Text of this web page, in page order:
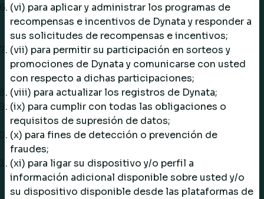
(vi) para aplicar y administrar los programas de
recompensas e incentivos de Dynata y responder a
sus solicitudes de recompensas e incentivos;
(vii) para permitir su participación en sorteos y
promociones de Dynata y comunicarse con usted
con respecto a dichas participaciones;
(viii) para actualizar los registros de Dynata;
(ix) para cumplir con todas las obligaciones o
requisitos de supresión de datos;
(x) para fines de detección o prevención de
fraudes;
(xi) para ligar su dispositivo y/o perfil a
información adicional disponible sobre usted y/o
su dispositivo disponible desde las plataformas de